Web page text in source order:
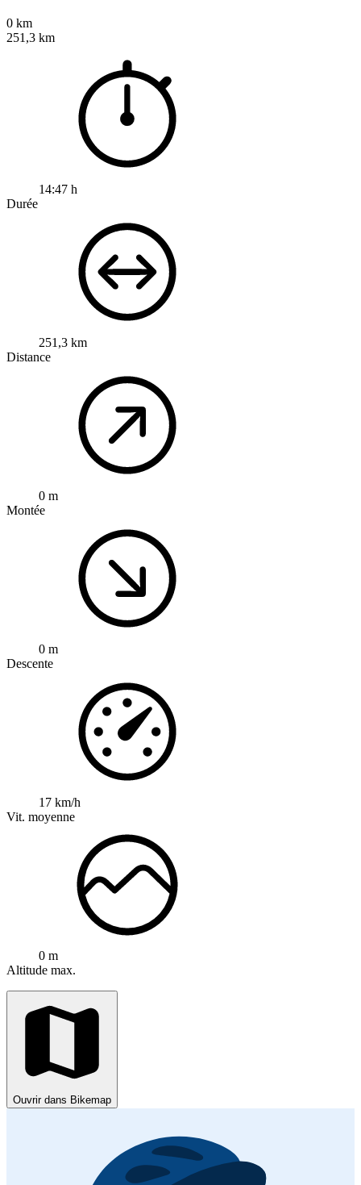
0 km
251,3 km
14:47 h
Durée
251,3 km
Distance
0 m
Montée
0 m
Descente
17 km/h
Vit. moyenne
0 m
Altitude max.
Ouvrir dans Bikemap